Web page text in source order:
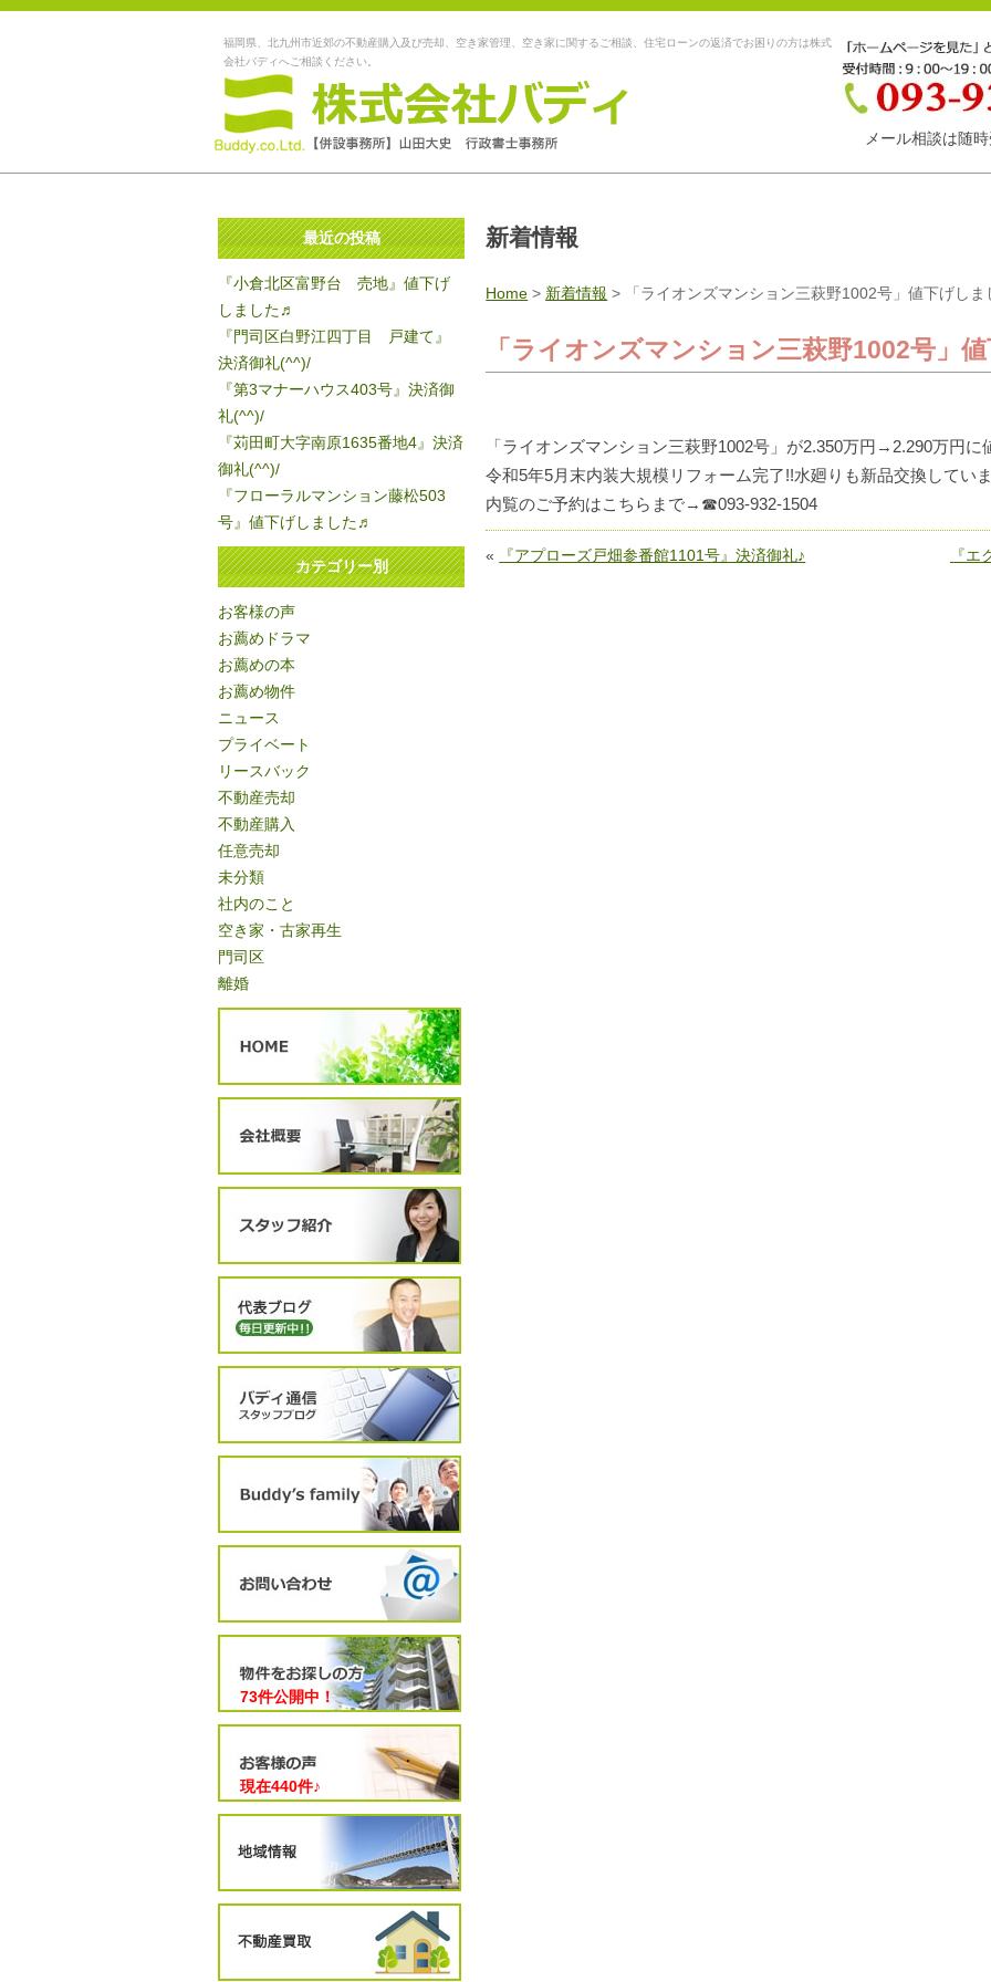
福岡県、北九州市近郊の不動産購入及び売却、空き家管理、空き家に関するご相談、住宅ローンの返済でお困りの方は株式
会社バディへご相談ください。
メール相談は随
新着情報
Home > 新着情報 > 「ライオンズマンション三萩野1002号」値下げしま
「ライオンズマンション三萩野1002号」
「ライオンズマンション三萩野1002号」が2.350万円→2.290万円に
令和5年5月末内装大規模リフォーム完了!!水廻りも新品交換してい
内覧のご予約はこちらまで→☎093-932-1504
« 『アプローズ戸畑参番館1101号』決済御礼♪ 『
最近の投稿
『小倉北区富野台 売地』値下げ
しました♬
『門司区白野江四丁目 戸建て』
決済御礼(^^)/
『第3マナーハウス403号』決済御
礼(^^)/
『苅田町大字南原1635番地4』決済
御礼(^^)/
『フローラルマンション藤松503
号』値下げしました♬
カテゴリー別
お客様の声
お薦めドラマ
お薦めの本
お薦め物件
ニュース
プライベート
リースバック
不動産売却
不動産購入
任意売却
未分類
社内のこと
空き家・古家再生
門司区
離婚
73件公開中！
現在440件♪